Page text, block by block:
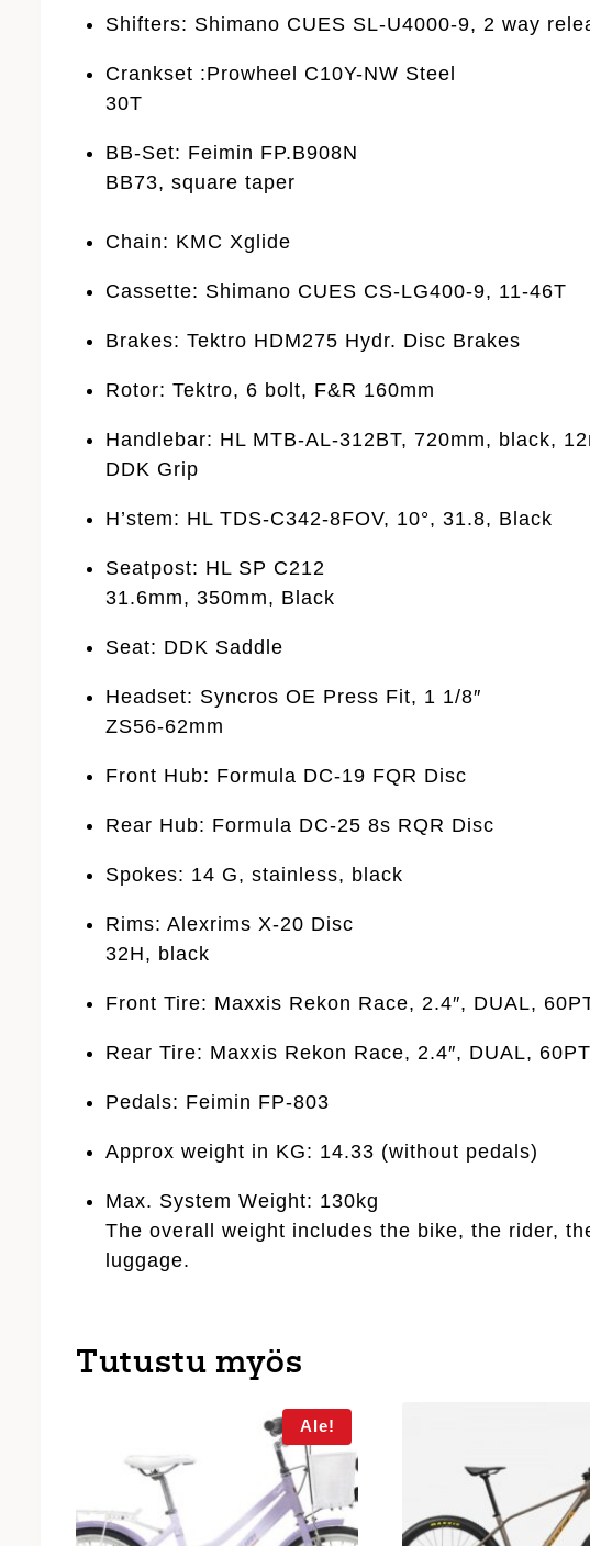
Shifters: Shimano CUES SL-U4000-9, 2 way
Crankset :Prowheel C10Y-NW Steel
30T
BB-Set: Feimin FP.B908N
BB73, square taper
Chain: KMC Xglide
Cassette: Shimano CUES CS-LG400-9, 11-46T
Brakes: Tektro HDM275 Hydr. Disc Brakes
Rotor: Tektro, 6 bolt, F&R 160mm
Handlebar: HL MTB-AL-312BT, 720mm, black,
DDK Grip
H’stem: HL TDS-C342-8FOV, 10°, 31.8, Black
Seatpost: HL SP C212
31.6mm, 350mm, Black
Seat: DDK Saddle
Headset: Syncros OE Press Fit, 1 1/8″
ZS56-62mm
Front Hub: Formula DC-19 FQR Disc
Rear Hub: Formula DC-25 8s RQR Disc
Spokes: 14 G, stainless, black
Rims: Alexrims X-20 Disc
32H, black
Front Tire: Maxxis Rekon Race, 2.4″, DUAL,
Rear Tire: Maxxis Rekon Race, 2.4″, DUAL,
Pedals: Feimin FP-803
Approx weight in KG: 14.33 (without pedals)
Max. System Weight: 130kg
The overall weight includes the bike, the rider,
luggage.
Tutustu myös
Ale!